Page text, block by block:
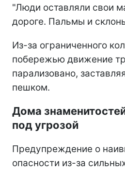
"Люди оставляли свои
дороге. Пальмы и
Из-за ограниченного
побережью движение
парализовано,
пешком.
Дома
под угрозой
Предупреждение о
опасности из-за